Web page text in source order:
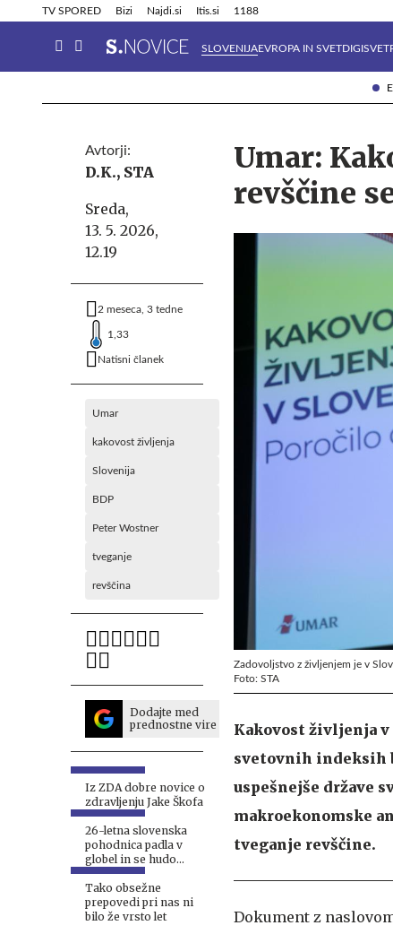
TV SPORED Bizi Najdi.si Itis.si 1188
SLOVENIJAEVROPA IN SVETDIGISVET
Info in obvestila Tehnik
Avtorji:
D.K., STA
Sreda,
13. 5. 2026,
12.19
2 meseca, 3 tedne
1,33
Natisni članek
Umar
kakovost življenja
Slovenija
BDP
Peter Wostner
tveganje
revščina
Dodajte med
prednostne vire
Iz ZDA dobre novice o
zdravljenju Jake Škofa
26-letna slovenska
pohodnica padla v
globel in se hudo
poškodovala
Tako obsežne
prepovedi pri nas ni
bilo že vrsto let
Umar:
revščine
Zadovoljstvo z življenjem je v
Foto: STA
Kakovost življenja
svetovnih indeksih
uspešnejše države
makroekonomske
tveganje revščine.
Dokument z